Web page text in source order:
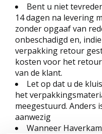
Bent u niet
14 dagen na levering
zonder opgaaf van
onbeschadigd en,
verpakking retour
kosten voor het
van de klant.
Let op dat u de
het
meegestuurd. Anders
aanwezig
Wanneer